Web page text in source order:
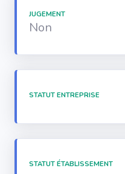
JUGEMENT
Non
STATUT ENTREPRISE
STATUT ÉTABLISSEMENT